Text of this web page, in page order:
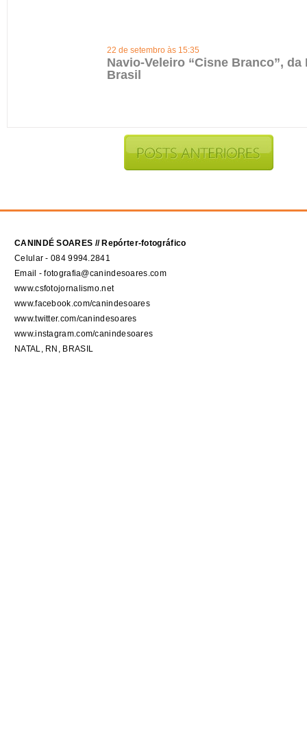
22 de setembro às 15:35
Navio-Veleiro “Cisne Branco”, da
Brasil
CANINDÉ SOARES // Repórter-fotográfico
Celular - 084 9994.2841
Email - fotografia@canindesoares.com
www.csfotojornalismo.net
www.facebook.com/canindesoares
www.twitter.com/canindesoares
www.instagram.com/canindesoares
NATAL, RN, BRASIL